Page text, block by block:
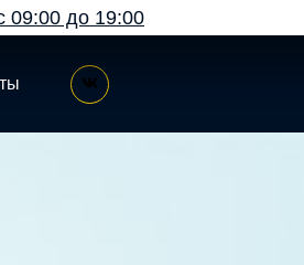
09:00 до 19:00